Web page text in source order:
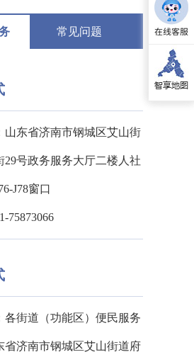
常见问题
山东省济南市钢城区艾山街
29号政务服务大厅二楼人社
J78窗口
75873066
各街道（功能区）便民服务
省济南市钢城区艾山街道府